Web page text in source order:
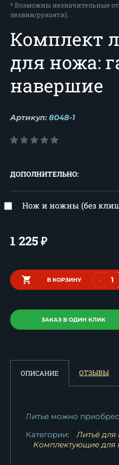
* Возможны незначительные
лезвии/рукояти).
Комплект
для ножа:
навершие
Артикул: 8048-1
ДОПОЛНИТЕЛЬНО:
Нож и ножны (без
1 225 ₽
В КОРЗИНУ -
ЗАКАЗ В ОДИН КЛИК
ОПИСАНИЕ ОТЗЫВЫ
Литье можно
Категории:
Литьё
Комплектующие для